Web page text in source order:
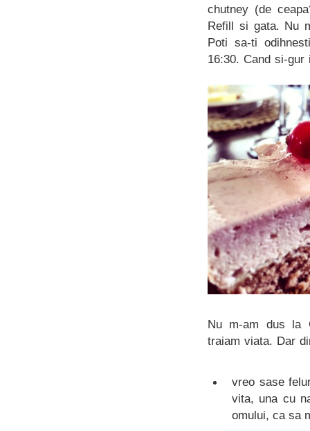
chutney (de
Refill si gata. Nu
Poti sa-ti
16:30. Cand si-
Nu m-am dus la
traiam viata. Dar
vreo sase
vita, una cu
omului, ca sa